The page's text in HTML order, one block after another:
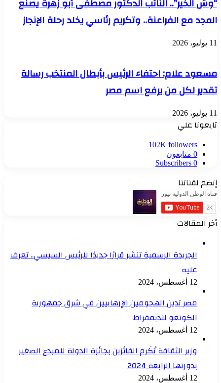
“وش الخير”.. النائب الدكتور مصطفى أبو زهرة يصنع
المجد مع الفراعنة.. وتكريم رئاسي يخلد رحلة الإنجاز
11 يوليو، 2026
مسعود علام: احتفاء الرئيس بأبطال المنتخب رسالة
تقدير لكل من يرفع اسم مصر
11 يوليو، 2026
تابعونا علي
102K followers
0 متابعون
0
Subscribers
إنضم لقناتنا
أخر المقالات
الجريدة الرسمية تنشر قرارًا جديدًا للرئيس السيسي.. تعرف
عليه
12 أغسطس، 2024
مصر تدين الهجومين الإرهابيين في شرق جمهورية
الكونغو للديمقراط
12 أغسطس، 2024
وزير الثقافة يُكَرم الفائزين بجائزة الدولة للمبدع الصغير
بدورتها الرابعة 2024
12 أغسطس، 2024